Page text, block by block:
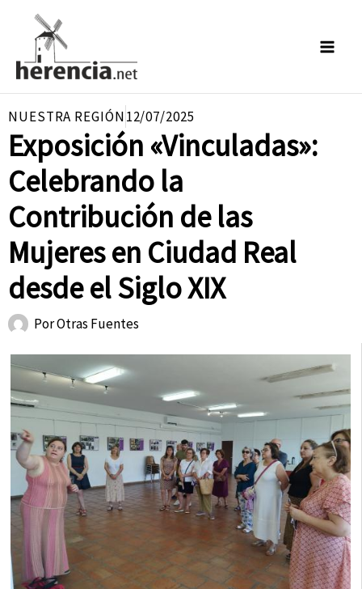
contenido
NUESTRA REGIÓN12/07/2025
Exposición «Vinculadas»:
Celebrando la
Contribución de las
Mujeres en Ciudad Real
desde el Siglo XIX
PorOtras Fuentes